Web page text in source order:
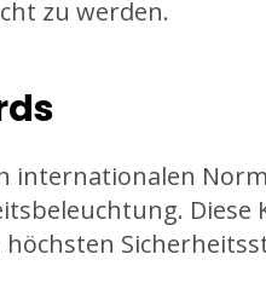
zu werden.
internationalen